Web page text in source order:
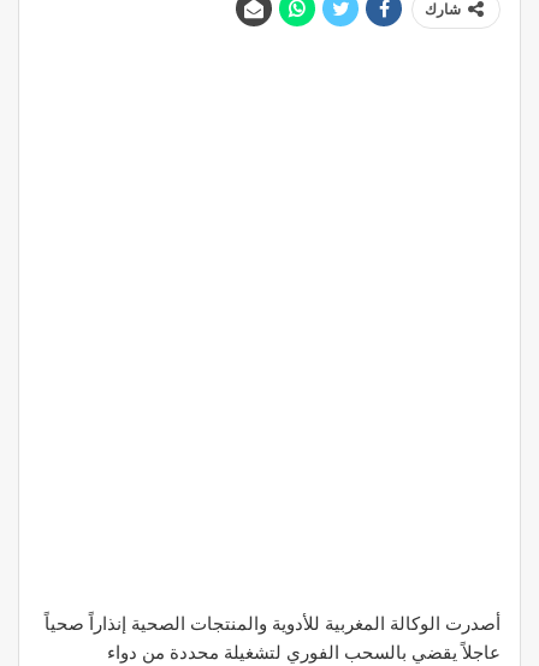
شارك
أصدرت الوكالة المغربية للأدوية والمنتجات الصحية إنذاراً صحياً
عاجلاً يقضي بالسحب الفوري لتشغيلة محددة من دواء